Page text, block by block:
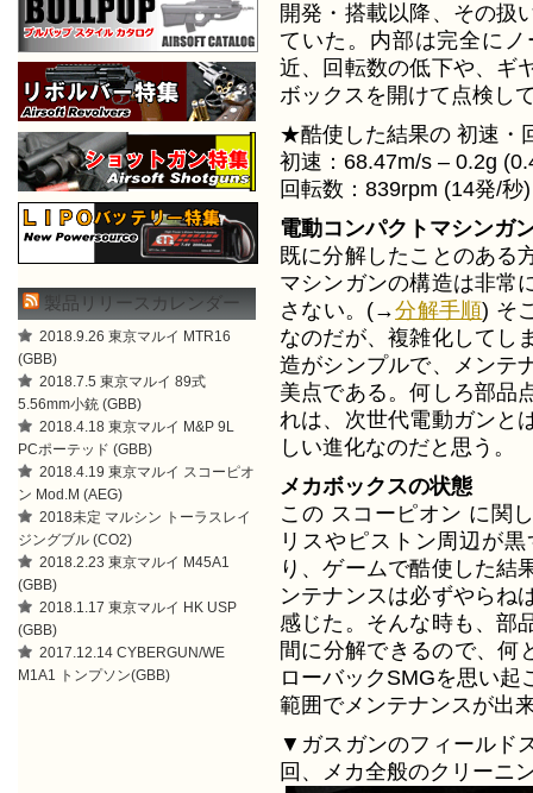
開発・搭載以降、その扱
ていた。内部は完全に
近、回転数の低下や、ギ
ボックスを開けて点検し
★酷使した結果の 初速・
初速：68.47m/s – 0.2g
回転数：839rpm (14発/
電動コンパクトマシンガ
既に分解したことのある
マシンガンの構造は非常
さない。(→分解手順) そ
なのだが、複雑化してし
造がシンプルで、メンテ
美点である。何しろ部品
れは、次世代電動ガンと
しい進化なのだと思う。
メカボックスの状態
この スコーピオン に関
リスやピストン周辺が
り、ゲームで酷使した結
ンテナンスは必ずやらね
感じた。そんな時も、部
間に分解できるので、何
ローバックSMGを思い
範囲でメンテナンスが出
▼ガスガンのフィールド
回、メカ全般のクリーニ
製品リリースカレンダー
2018.9.26 東京マルイ MTR16
(GBB)
2018.7.5 東京マルイ 89式
5.56mm小銃 (GBB)
2018.4.18 東京マルイ M&P 9L
PCポーテッド (GBB)
2018.4.19 東京マルイ スコーピオ
ン Mod.M (AEG)
2018未定 マルシン トーラスレイ
ジングブル (CO2)
2018.2.23 東京マルイ M45A1
(GBB)
2018.1.17 東京マルイ HK USP
(GBB)
2017.12.14 CYBERGUN/WE
M1A1 トンプソン(GBB)